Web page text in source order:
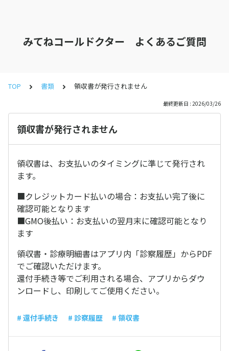
みてねコールドクター よくあるご質問
TOP 書類 領収書が発行されません
最終更新日 : 2026/03/26
領収書が発行されません
領収書は、お支払いのタイミングに準じて発行され
ます。
■クレジットカード払いの場合：お支払い完了後に
確認可能となります
■GMO後払い：お支払いの翌月末に確認可能となり
ます
領収書・診療明細書はアプリ内「診察履歴」からPDF
でご確認いただけます。
還付手続き等でご利用される場合、アプリからダウ
ンロードし、印刷してご使用ください。
# 還付手続き # 診察履歴 # 領収書